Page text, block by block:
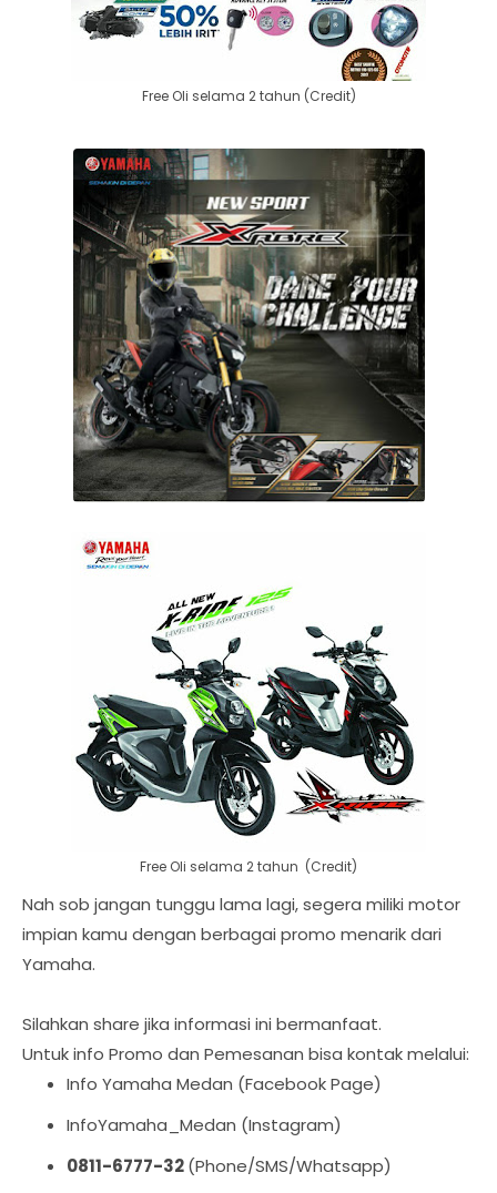
Free Oli selama 2 tahun (Credit)
Free Oli selama 2 tahun (Credit)
Nah sob jangan tunggu lama lagi, segera miliki motor
impian kamu dengan berbagai promo menarik dari
Yamaha.
Silahkan share jika informasi ini bermanfaat.
Untuk info Promo dan Pemesanan bisa kontak melalui:
Info Yamaha Medan (Facebook Page)
InfoYamaha_Medan (Instagram)
0811-6777-32(Phone/SMS/Whatsapp)